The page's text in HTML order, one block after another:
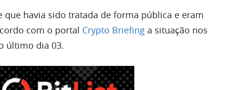
que havia sido tratada de forma pública e eram
com o portal Crypto Briefing a situação nos
último dia 03.